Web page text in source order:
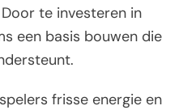
te investeren in
een basis bouwen die
frisse energie en